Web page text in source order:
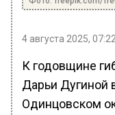
4 августа 2025, 07:22
К годовщине
Дарьи Дугиной
Одинцовском